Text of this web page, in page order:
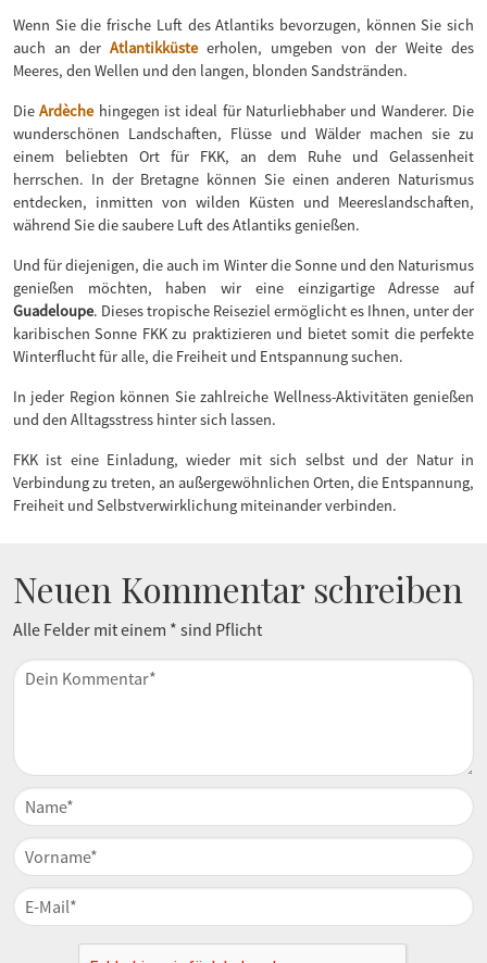
Wenn Sie die frische Luft des Atlantiks bevorzugen, können Sie sich
auch an der Atlantikküsteerholen, umgeben von der Weite des
Meeres, den Wellen und den langen, blonden Sandstränden.
DieArdèchehingegen ist ideal für Naturliebhaber und Wanderer. Die
wunderschönen Landschaften, Flüsse und Wälder machen sie zu
einem beliebten Ort für FKK, an dem Ruhe und Gelassenheit
herrschen. In der Bretagne können Sie einen anderen Naturismus
entdecken, inmitten von wilden Küsten und Meereslandschaften,
während Sie die saubere Luft des Atlantiks genießen.
Und für diejenigen, die auch im Winter die Sonne und den Naturismus
genießen möchten, haben wir eine einzigartige Adresse auf
Guadeloupe. Dieses tropische Reiseziel ermöglicht es Ihnen, unter der
karibischen Sonne FKK zu praktizieren und bietet somit die perfekte
Winterflucht für alle, die Freiheit und Entspannung suchen.
In jeder Region können Sie zahlreiche Wellness-Aktivitäten genießen
und den Alltagsstress hinter sich lassen.
FKK ist eine Einladung, wieder mit sich selbst und der Natur in
Verbindung zu treten, an außergewöhnlichen Orten, die Entspannung,
Freiheit und Selbstverwirklichung miteinander verbinden.
Neuen Kommentar schreiben
Alle Felder mit einem * sind Pflicht